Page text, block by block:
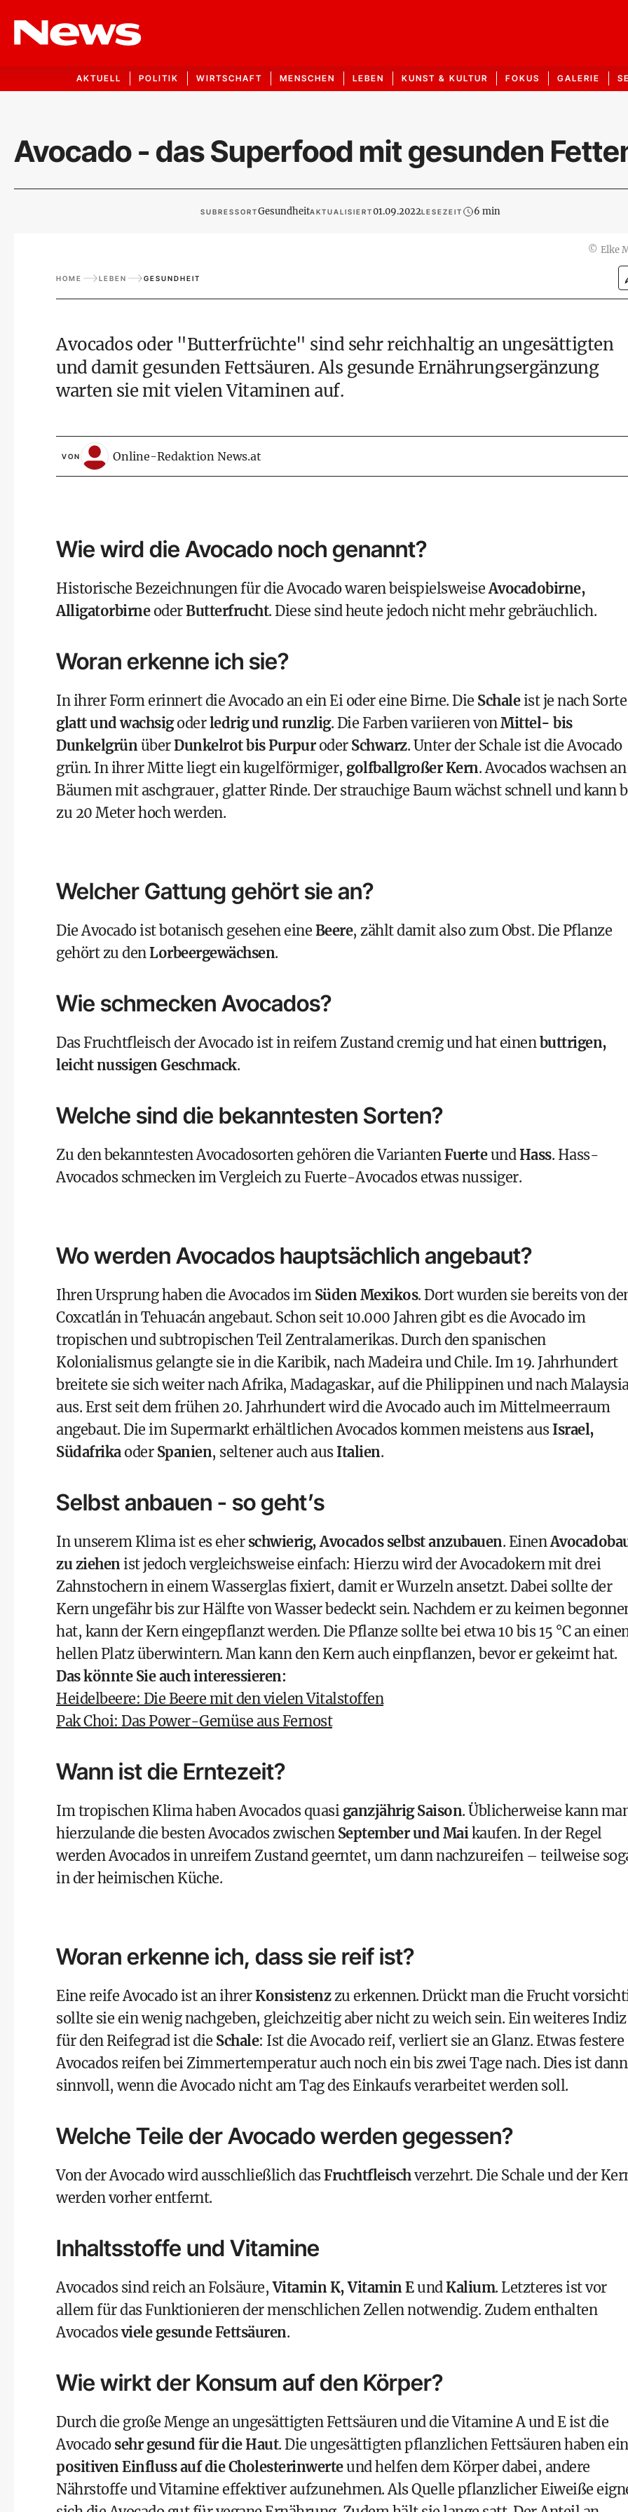
AKTUELL POLITIK WIRTSCHAFT MENSCHEN LEBEN KUNST & KULTUR FOKUS GALERIE
Avocado - das Superfood mit gesunden
SUBRESSORTGesundheitAKTUALISIERT01.09.2022LESEZEIT 6 min
© Elke
HOME LEBEN GESUNDHEIT
Avocados oder "Butterfrüchte" sind sehr reichhaltig an ungesättigten
und damit gesunden Fettsäuren. Als gesunde Ernährungsergänzung
warten sie mit vielen Vitaminen auf.
VON Online-Redaktion News.at
Wie wird die Avocado noch genannt?
Historische Bezeichnungen für die Avocado waren beispielsweiseAvocadobirne,
AlligatorbirneoderButterfrucht. Diese sind heute jedoch nicht mehr gebräuchlich.
Woran erkenne ich sie?
In ihrer Form erinnert die Avocado an ein Ei oder eine Birne. Die Schaleist je nach Sorte
glatt und wachsigoderledrig und runzlig. Die Farben variieren vonMittel- bis
Dunkelgrün überDunkelrot bis Purpuroder Schwarz. Unter der Schale ist die Avocado
grün. In ihrer Mitte liegt ein kugelförmiger, golfballgroßer Kern. Avocados wachsen an
Bäumen mit aschgrauer, glatter Rinde. Der strauchige Baum wächst schnell und kann
zu 20 Meter hoch werden.
Welcher Gattung gehört sie an?
Die Avocado ist botanisch gesehen eine Beere, zählt damit also zum Obst. Die Pflanze
gehört zu denLorbeergewächsen.
Wie schmecken Avocados?
Das Fruchtfleisch der Avocado ist in reifem Zustand cremig und hat einenbuttrigen,
leicht nussigen Geschmack.
Welche sind die bekanntesten Sorten?
Zu den bekanntesten Avocadosorten gehören die VariantenFuerteundHass. Hass-
Avocados schmecken im Vergleich zu Fuerte-Avocados etwas nussiger.
Wo werden Avocados hauptsächlich angebaut?
Ihren Ursprung haben die Avocados im Süden Mexikos. Dort wurden sie bereits von
Coxcatlán in Tehuacán angebaut. Schon seit 10.000 Jahren gibt es die Avocado im
tropischen und subtropischen Teil Zentralamerikas. Durch den spanischen
Kolonialismus gelangte sie in die Karibik, nach Madeira und Chile. Im 19. Jahrhundert
breitete sie sich weiter nach Afrika, Madagaskar, auf die Philippinen und nach
aus. Erst seit dem frühen 20. Jahrhundert wird die Avocado auch im Mittelmeerraum
angebaut. Die im Supermarkt erhältlichen Avocados kommen meistens aus Israel,
Südafrikaoder Spanien, seltener auch aus Italien.
Selbst anbauen - so geht’s
In unserem Klima ist es eher schwierig, Avocados selbst anzubauen. Einen
zu ziehen ist jedoch vergleichsweise einfach: Hierzu wird der Avocadokern mit drei
Zahnstochern in einem Wasserglas fixiert, damit er Wurzeln ansetzt. Dabei sollte der
Kern ungefähr bis zur Hälfte von Wasser bedeckt sein. Nachdem er zu keimen
hat, kann der Kern eingepflanzt werden. Die Pflanze sollte bei etwa 10 bis 15 °C an
hellen Platz überwintern. Man kann den Kern auch einpflanzen, bevor er gekeimt hat.
Das könnte Sie auch interessieren:
Heidelbeere: Die Beere mit den vielen Vitalstoffen
Pak Choi: Das Power-Gemüse aus Fernost
Wann ist die Erntezeit?
Im tropischen Klima haben Avocados quasi ganzjährig Saison. Üblicherweise kann
hierzulande die besten Avocados zwischen September und Maikaufen. In der Regel
werden Avocados in unreifem Zustand geerntet, um dann nachzureifen – teilweise
in der heimischen Küche.
Woran erkenne ich, dass sie reif ist?
Eine reife Avocado ist an ihrerKonsistenzzu erkennen. Drückt man die Frucht
sollte sie ein wenig nachgeben, gleichzeitig aber nicht zu weich sein. Ein weiteres Indiz
für den Reifegrad ist die Schale: Ist die Avocado reif, verliert sie an Glanz. Etwas festere
Avocados reifen bei Zimmertemperatur auch noch ein bis zwei Tage nach. Dies ist dann
sinnvoll, wenn die Avocado nicht am Tag des Einkaufs verarbeitet werden soll.
Welche Teile der Avocado werden gegessen?
Von der Avocado wird ausschließlich dasFruchtfleischverzehrt. Die Schale und der
werden vorher entfernt.
Inhaltsstoffe und Vitamine
Avocados sind reich anFolsäure,Vitamin K, Vitamin EundKalium. Letzteres ist vor
allem für das Funktionieren der menschlichen Zellen notwendig. Zudem enthalten
Avocadosviele gesunde Fettsäuren.
Wie wirkt der Konsum auf den Körper?
Durch die große Menge an ungesättigten Fettsäuren und die Vitamine A und E ist die
Avocado sehr gesund für die Haut. Die ungesättigten pflanzlichen Fettsäuren haben
positiven Einfluss auf dieCholesterinwerteund helfen dem Körper dabei, andere
Nährstoffe und Vitamine effektiver aufzunehmen. Als Quelle pflanzlicher Eiweiße